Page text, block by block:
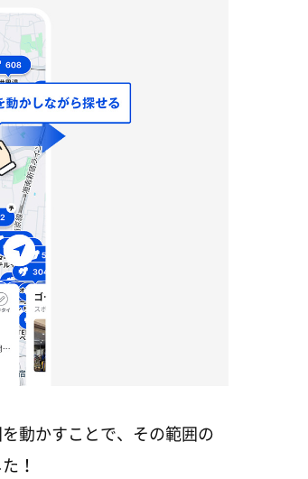
動かすことで、その範囲の
！